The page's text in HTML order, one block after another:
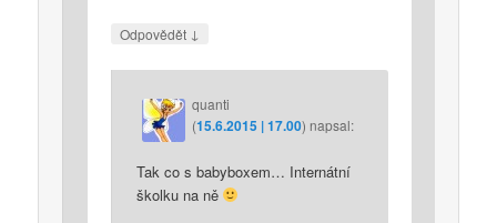
Odpovědět ↓
quanti
(15.6.2015 | 17.00) napsal:
Tak co s babyboxem… Internátní
školku na ně